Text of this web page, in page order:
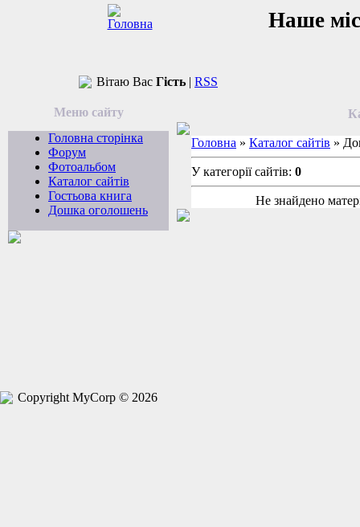
Наше
Вітаю Вас Гість | RSS
Меню сайту
Головна сторінка
Форум
Фотоальбом
Каталог сайтів
Гостьова книга
Дошка оголошень
Головна » Каталог сайтів »
У категорії сайтів: 0
Не знайдено
Copyright MyCorp © 2026